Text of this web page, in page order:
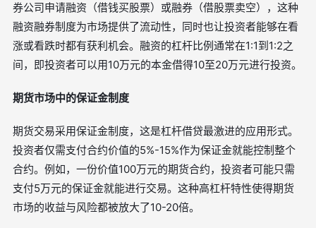
券公司申请融资（借钱买股票）或融券（借股票卖空），这种
融资融券制度为市场提供了流动性，同时也让投资者能够在看
涨或看跌时都有获利机会。融资的杠杆比例通常在1:1到1:2之
间，即投资者可以用10万元的本金借得10至20万元进行投资。
期货市场中的保证金制度
期货交易采用保证金制度，这是杠杆借贷最激进的应用形式。
投资者仅需支付合约价值的5%-15%作为保证金就能控制整个
合约。例如，一份价值100万元的期货合约，投资者可能只需
支付5万元的保证金就能进行交易。这种高杠杆特性使得期货
市场的收益与风险都被放大了10-20倍。